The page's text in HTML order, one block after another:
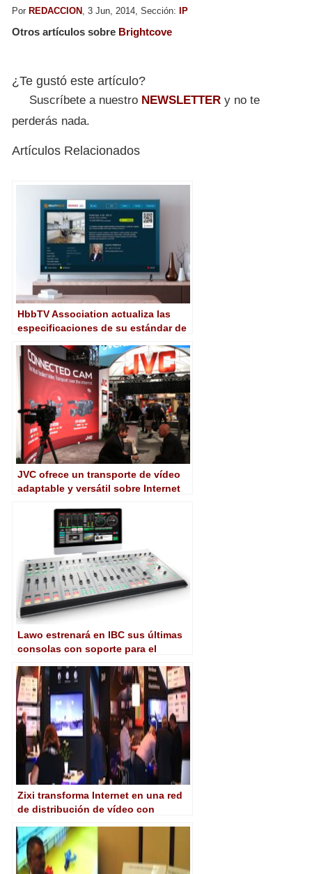
Por REDACCION , 3 Jun, 2014, Sección: IP
Otros artículos sobre Brightcove
¿Te gustó este artículo?
Suscríbete a nuestro NEWSLETTER y no te
perderás nada.
Artículos Relacionados
HbbTV Association actualiza las
especificaciones de su estándar de
JVC ofrece un transporte de vídeo
adaptable y versátil sobre Internet
Lawo estrenará en IBC sus últimas
consolas con soporte para el
Zixi transforma Internet en una red
de distribución de vídeo con